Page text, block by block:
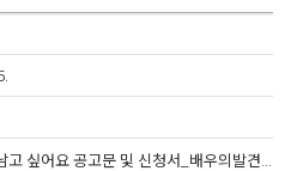
싶어요 공고문 및 신청서_배우의발견 ver.2(최종).hwp